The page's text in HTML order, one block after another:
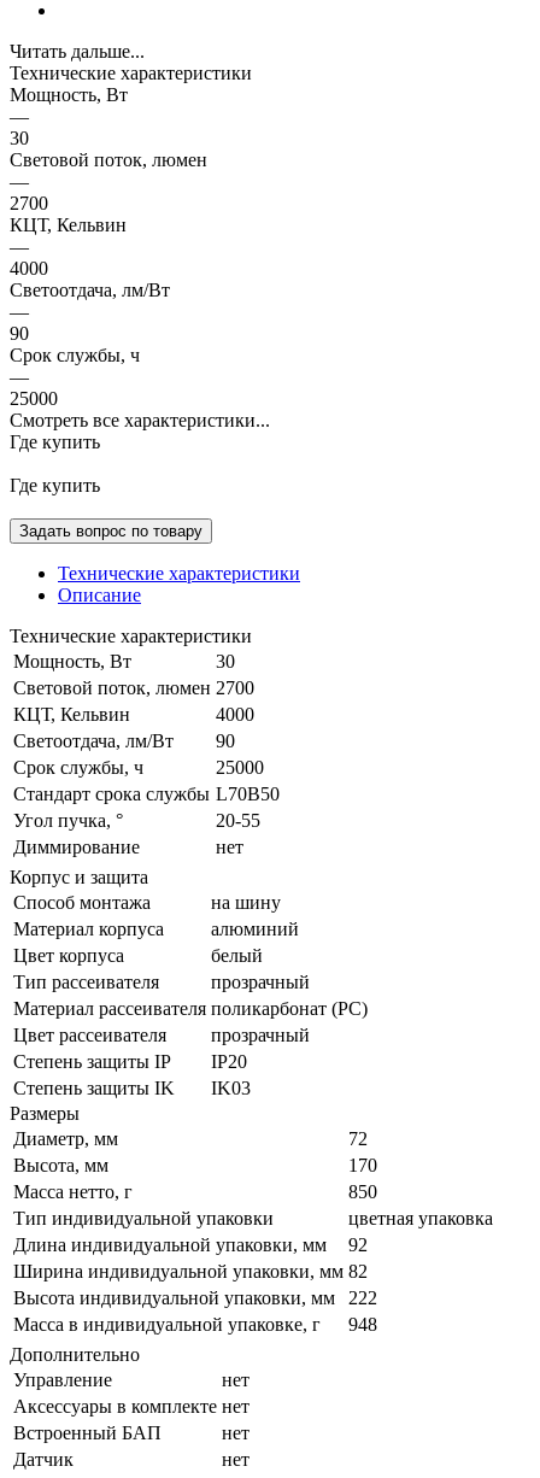
Читать дальше...
Технические характеристики
Мощность, Вт
—
30
Световой поток, люмен
—
2700
КЦТ, Кельвин
—
4000
Светоотдача, лм/Вт
—
90
Срок службы, ч
—
25000
Смотреть все характеристики...
Где купить
Где купить
Задать вопрос по товару
Технические характеристики
Описание
Технические характеристики
Мощность, Вт
30
Световой поток, люмен 2700
КЦТ, Кельвин
4000
Светоотдача, лм/Вт
90
Срок службы, ч
25000
Стандарт срока службы L70B50
Угол пучка, °
20-55
Диммирование
нет
Корпус и защита
Способ монтажа
на шину
Материал корпуса
алюминий
Цвет корпуса
белый
Тип рассеивателя
прозрачный
Материал рассеивателя поликарбонат (PC)
Цвет рассеивателя
прозрачный
Степень защиты IP
IP20
Степень защиты IK
IK03
Размеры
Диаметр, мм
72
Высота, мм
170
Масса нетто, г
850
Тип индивидуальной упаковки
цветная упаковка
Длина индивидуальной упаковки, мм
92
Ширина индивидуальной упаковки, мм 82
Высота индивидуальной упаковки, мм
222
Масса в индивидуальной упаковке, г
948
Дополнительно
Управление
нет
Аксессуары в комплекте нет
Встроенный БАП
нет
Датчик
нет